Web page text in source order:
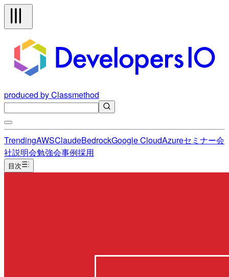
produced by Classmethod
TrendingAWSClaudeBedrockGoogle CloudAzureセミナー会
社説明会勉強会事例採用
目次